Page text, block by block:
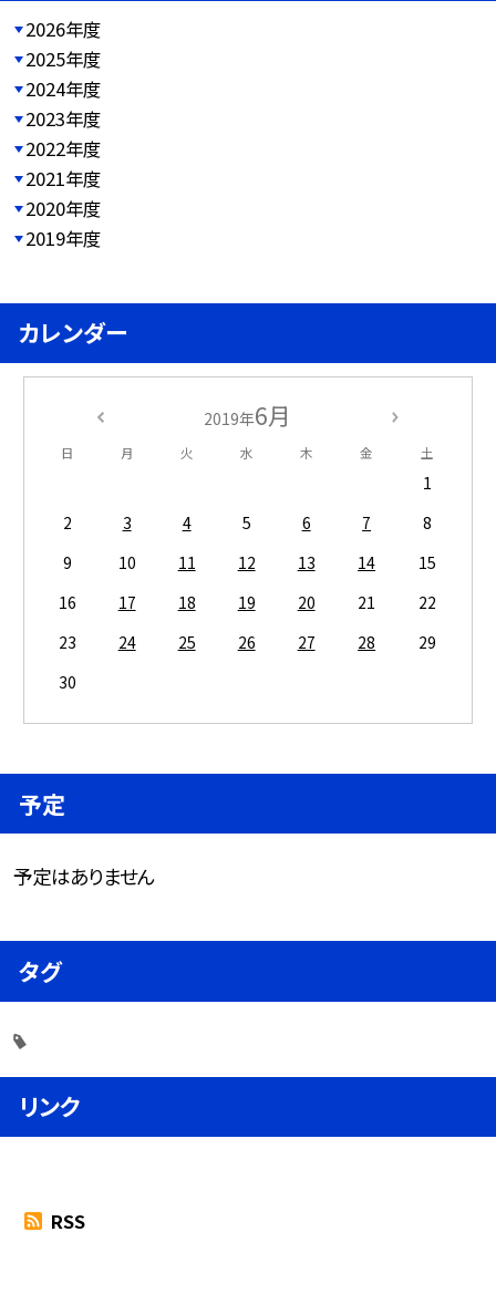
2026年度
2025年度
2024年度
2023年度
2022年度
2021年度
2020年度
2019年度
カレンダー
2019年6月
日 月 火 水 木 金 土
1
2
3 4 5 6 7
8
9
10 11 12 13 14
15
16
17 18 19 20 21
22
23
24 25 26 27 28
29
30
予定
予定はありません
タグ
リンク
RSS